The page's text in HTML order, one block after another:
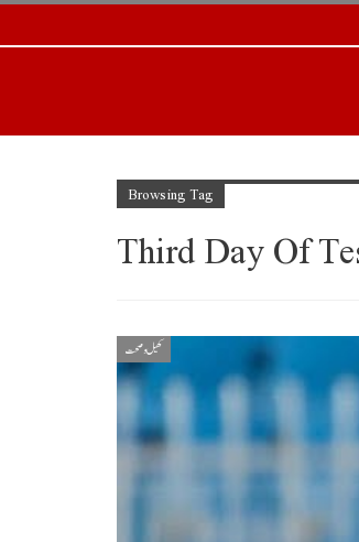
Browsing Tag
Third Day Of
کھیل و صحت